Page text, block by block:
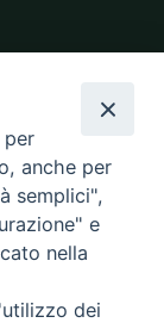
per
anche per
semplici",
e
nella
dei